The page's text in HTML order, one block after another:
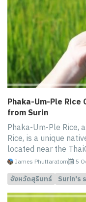
Phaka-Um-Ple Rice
from Surin
Phaka-Um-Ple Rice,
Rice, is a unique
located near the
James Phuttaratorn 5
จังหวัดสุรินทร์ Surin's